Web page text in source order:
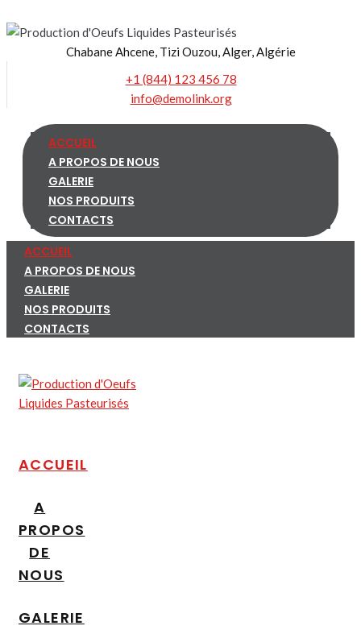
to
Chabane Ahcene, Tizi Ouzou, Alger, Algérie
+1 (844) 123 456 78
info@demolink.org
ACCUEIL
A PROPOS DE NOUS
GALERIE
NOS PRODUITS
CONTACTS
ACCUEIL
A PROPOS DE NOUS
GALERIE
NOS PRODUITS
CONTACTS
ACCUEIL
A
PROPOS
DE
NOUS
GALERIE